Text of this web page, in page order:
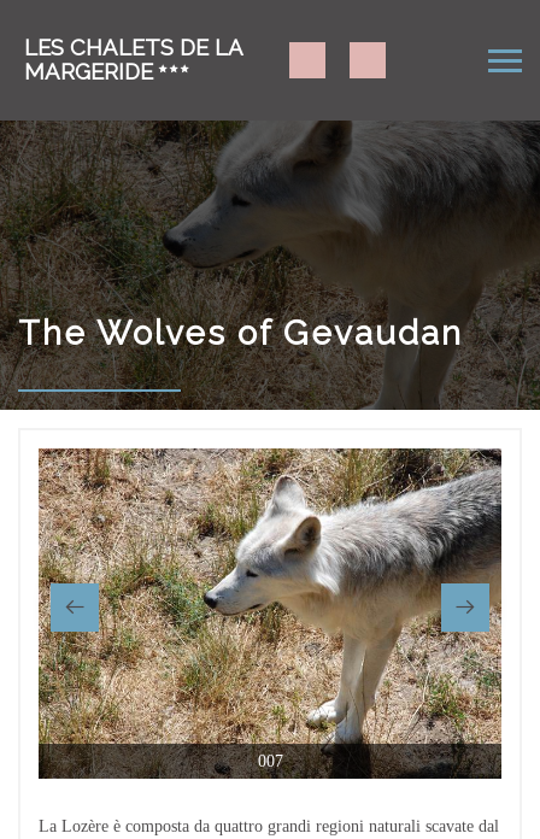
LES CHALETS DE LA
MARGERIDE
The Wolves of Gevaudan
007
La Lozère è composta da quattro grandi regioni naturali scavate dal